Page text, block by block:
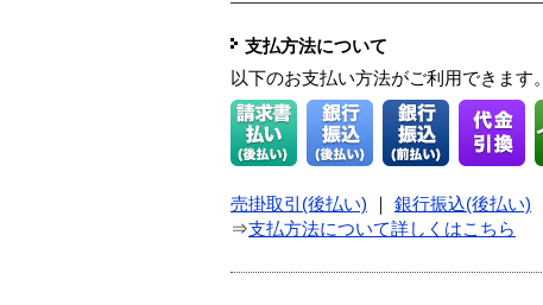
支払方法について
以下のお支払い方法がご利用できます。
売掛取引(後払い) 銀行振込(後払い)
⇒支払方法について詳しくはこちら